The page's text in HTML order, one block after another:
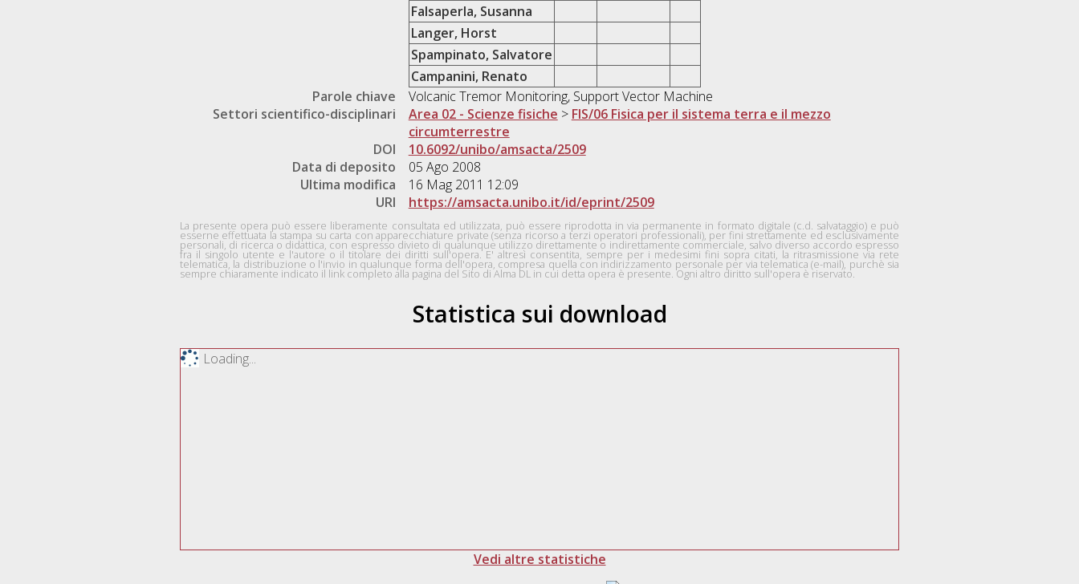
Falsaperla, Susanna
Langer, Horst
Spampinato, Salvatore
Campanini, Renato
Parole chiave
Volcanic Tremor Monitoring, Support Vector Machine
Settori scientifico-disciplinari
Area 02 - Scienze fisiche > FIS/06 Fisica per il sistema terra e il mezzo
circumterrestre
DOI
10.6092/unibo/amsacta/2509
Data di deposito
05 Ago 2008
Ultima modifica
16 Mag 2011 12:09
URI
https://amsacta.unibo.it/id/eprint/2509
La presente opera può essere liberamente consultata ed utilizzata, può essere riprodotta in via permanente in formato digitale (c.d. salvataggio) e può
esserne effettuata la stampa su carta con apparecchiature private (senza ricorso a terzi operatori professionali), per fini strettamente ed esclusivamente
personali, di ricerca o didattica, con espresso divieto di qualunque utilizzo direttamente o indirettamente commerciale, salvo diverso accordo espresso
fra il singolo utente e l'autore o il titolare dei diritti sull'opera. E' altresì consentita, sempre per i medesimi fini sopra citati, la ritrasmissione via rete
telematica, la distribuzione o l'invio in qualunque forma dell'opera, compresa quella con indirizzamento personale per via telematica (e-mail), purchè sia
sempre chiaramente indicato il link completo alla pagina del Sito di Alma DL in cui detta opera è presente. Ogni altro diritto sull'opera è riservato.
Statistica sui download
Loading...
Vedi altre statistiche